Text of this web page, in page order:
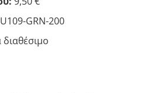
GRN-200